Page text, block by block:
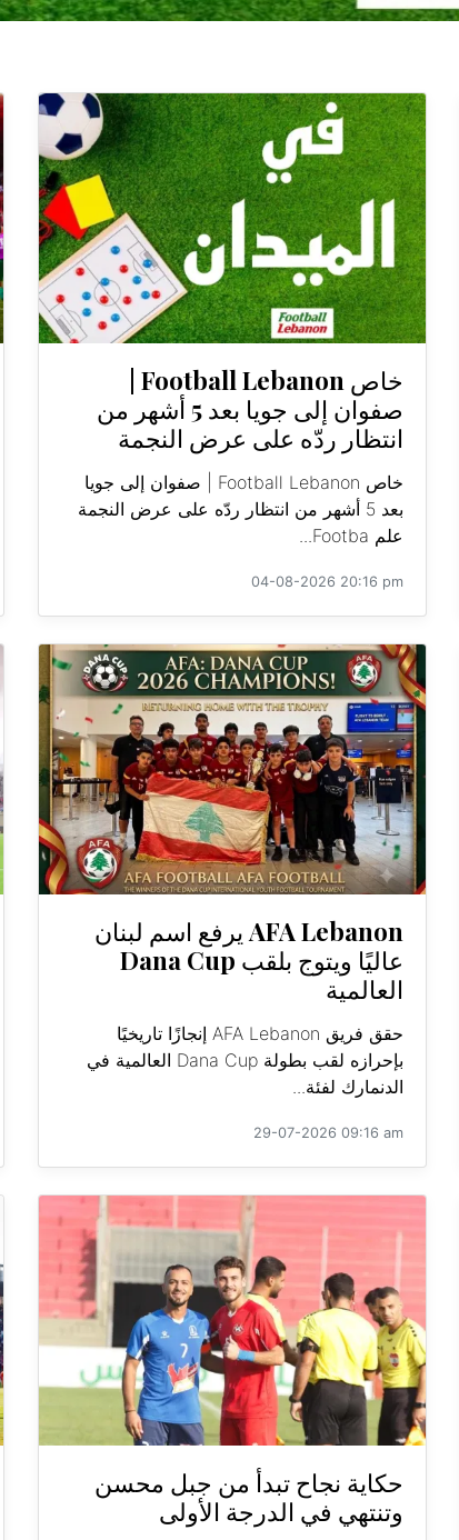
صفوان إلى جويا بعد 5 أشهر من
انتظار ردّه على عرض النجمة
خاص Football Lebanon | صفوان إلى جويا
بعد 5 أشهر من انتظار ردّه على عرض النجمة
علم Footba...
04-08-2026 20:16 pm
AFA Lebanon يرفع اسم لبنان
عاليًا ويتوج بلقب Dana Cup
العالمية
حقق فريق AFA Lebanon إنجازًا تاريخيًا
بإحرازه لقب بطولة Dana Cup العالمية في
الدنمارك لفئة...
29-07-2026 09:16 am
حكاية نجاح تبدأ من جبل محسن
وتنتهي في الدرجة الأولى